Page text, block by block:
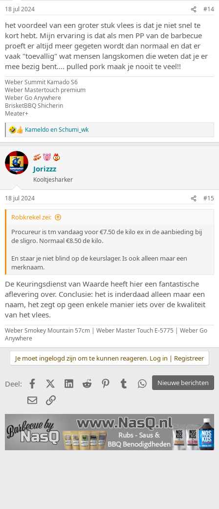
18 jul 2024 #14
het voordeel van een groter stuk vlees is dat je niet snel te
kort hebt. Mijn ervaring is dat als men PP van de barbecue
proeft er altijd meer gegeten wordt dan normaal en dat er
vaak "toevallig" wat mensen langskomen die weten dat je er
mee bezig bent.... pulled pork maak je nooit te veel!!
Weber Summit Kamado S6
Weber Mastertouch premium
Weber Go Anywhere
BrisketBBQ Shicherin
Meater+
W
a
r
d
e
i
n
g
e
KameldoenSchumi_wk
Jorizzz
Kooltjesharker
18 jul 2024 #15
Robkrekel zei:
Procureur is tm vandaag voor €7.50 de kilo ex in de aanbieding bij
de sligro. Normaal €8.50 de kilo.
En staar je niet blind op de keurslager. Is ook alleen maar een
merknaam.
De Keuringsdienst van Waarde heeft hier een fantastische
aflevering over. Conclusie: het is inderdaad alleen maar een
naam, het zegt op geen enkele manier iets over de kwaliteit
van het vlees.
Weber Smokey Mountain 57cm | Weber Master Touch E-5775 | Weber Go
Anywhere
Je moet ingelogd zijn om te kunnen reageren. Log in | Registreer
Nieuwe berichten
Deel: FacebookX (Twitter)
LinkedIn
Reddit PinterestTumblrWhatsApp
E-mailkoppeling